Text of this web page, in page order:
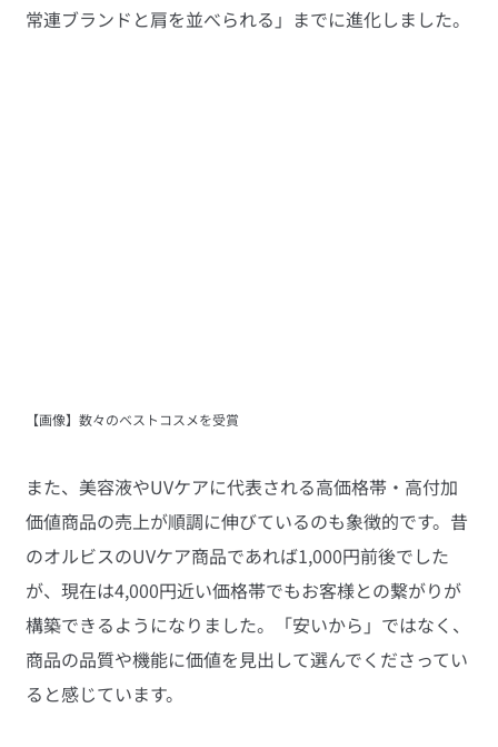
常連ブランドと肩を並べられる」までに進化しました。
【画像】数々のベストコスメを受賞
また、美容液やUVケアに代表される高価格帯・高付加
価値商品の売上が順調に伸びているのも象徴的です。昔
のオルビスのUVケア商品であれば1,000円前後でした
が、現在は4,000円近い価格帯でもお客様との繋がりが
構築できるようになりました。「安いから」ではなく、
商品の品質や機能に価値を見出して選んでくださってい
ると感じています。